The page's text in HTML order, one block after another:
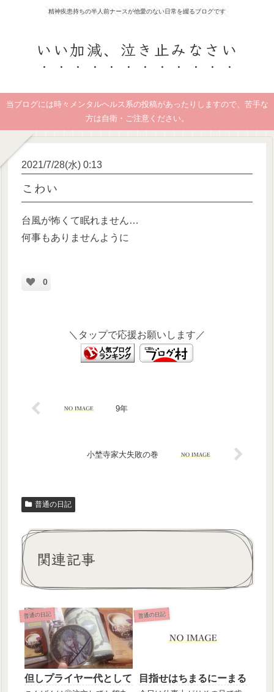
精神疾患持ちの半人前ナースが他愛のない日常を綴るブログです
いい加減、泣き止みなさい
当ブログには時々メンタルヘルス系の投稿があったりしますので、苦手な
方は自衛・ご注意ください。
2021/7/28(水) 0:13
こわい
台風が怖くて眠れません…
何事もありませんように
0
＼タップで応援お願いします／
9年
小埜寺家大失敗の巻
普通の日記
関連記事
普通の日記
但しプライヤー代として
普通の日記
目指せはちまるにーまる